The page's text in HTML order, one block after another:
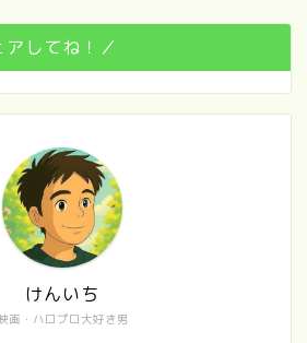
してね！／
画・ハロプロ大好き男
けんいち